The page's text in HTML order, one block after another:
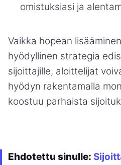
omistuksiasi ja
Vaikka hopean
hyödyllinen strategia
sijoittajille, aloittelijat
hyödyn rakentamalla
koostuu parhaista
Ehdotettu sinulle: